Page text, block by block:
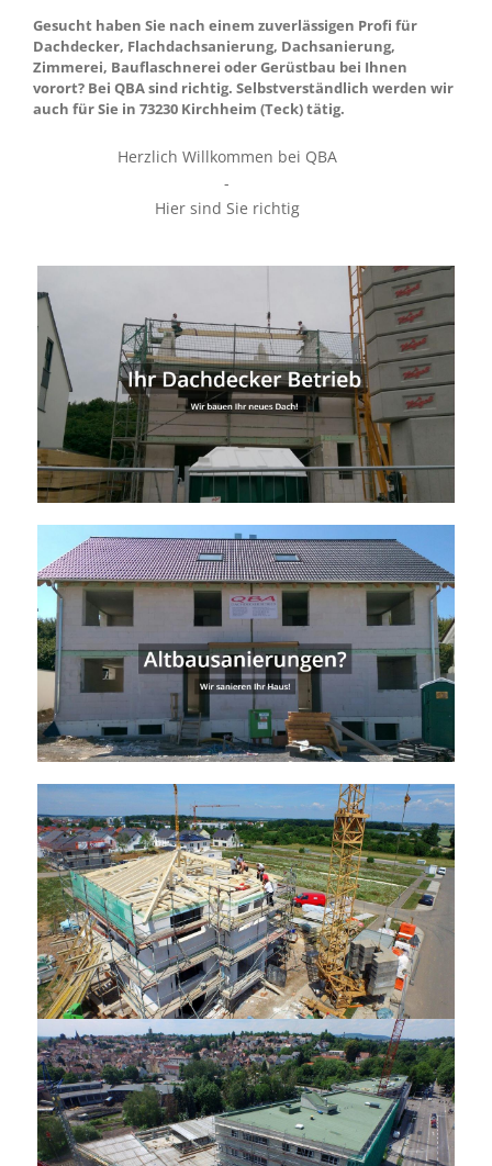
Gesucht haben Sie nach einem zuverlässigen Profi für
Dachdecker, Flachdachsanierung, Dachsanierung,
Zimmerei, Bauflaschnerei oder Gerüstbau bei Ihnen
vorort? Bei QBA sind richtig. Selbstverständlich werden wir
auch für Sie in 73230 Kirchheim (Teck) tätig.
Herzlich Willkommen bei QBA
-
Hier sind Sie richtig